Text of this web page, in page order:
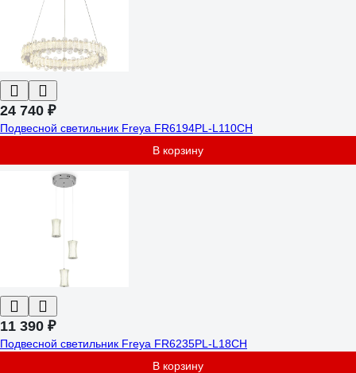
24 740 ₽
Подвесной светильник Freya FR6194PL-L110CH
В корзину
11 390 ₽
Подвесной светильник Freya FR6235PL-L18CH
В корзину